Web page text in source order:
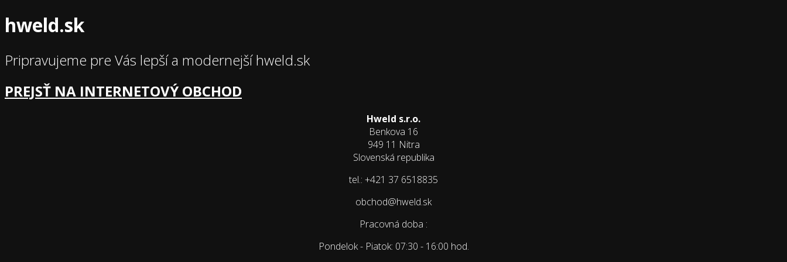
hweld.sk
Pripravujeme pre Vás lepší a modernejší hweld.sk
PREJSŤ NA INTERNETOVÝ OBCHOD
Hweld s.r.o.
Benkova 16
949 11 Nitra
Slovenská republika
tel.: +421 37 6518835
obchod@hweld.sk
Pracovná doba :
Pondelok - Piatok: 07:30 - 16:00 hod.